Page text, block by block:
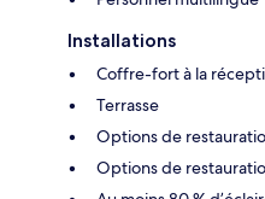
Installations
Coffre-fort à la
Terrasse
Options de
Options de